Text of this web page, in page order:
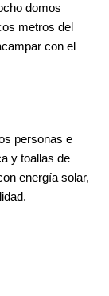
domos
metros del
con el
personas e
y toallas de
energía solar,